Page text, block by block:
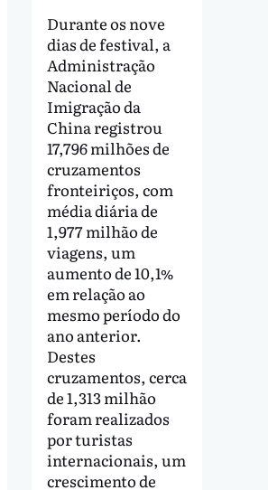
Durante os nove
dias de festival, a
Administração
Nacional de
Imigração da
China registrou
17,796 milhões de
cruzamentos
fronteiriços, com
média diária de
1,977 milhão de
viagens, um
aumento de 10,1%
em relação ao
mesmo período do
ano anterior.
Destes
cruzamentos, cerca
de 1,313 milhão
foram realizados
por turistas
internacionais, um
crescimento de